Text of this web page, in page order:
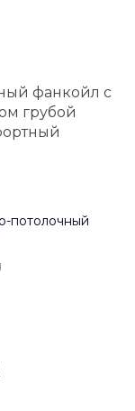
фанкойл с
грубой
потолочный